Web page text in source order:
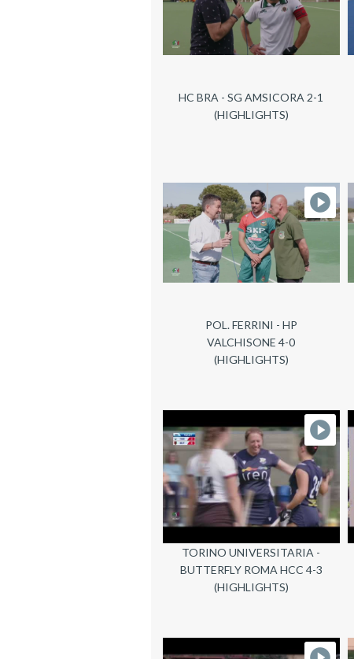
HC BRA - SG AMSICORA 2-1
(HIGHLIGHTS)
POL. FERRINI - HP
VALCHISONE 4-0
(HIGHLIGHTS)
TORINO UNIVERSITARIA -
BUTTERFLY ROMA HCC 4-3
(HIGHLIGHTS)